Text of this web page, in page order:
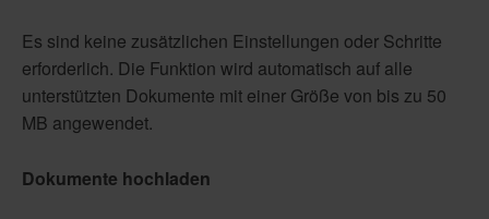
Es sind keine zusätzlichen Einstellungen oder Schritte
erforderlich. Die Funktion wird automatisch auf alle
unterstützten Dokumente mit einer Größe von bis zu 50
MB angewendet.
Dokumente hochladen